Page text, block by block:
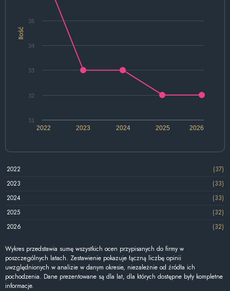
Ilość
2022 2024 2026
2023 2025
31
32
33
34
35
2022
(37)
2023
(33)
2024
(33)
2025
(32)
2026
(32)
Wykres przedstawia sumę wszystkich ocen przypisanych do firmy w
poszczególnych latach. Zestawienie pokazuje łączną liczbę opinii
uwzględnionych w analizie w danym okresie, niezależnie od źródła ich
pochodzenia. Dane prezentowane są dla lat, dla których dostępne były kompletne
informacje.